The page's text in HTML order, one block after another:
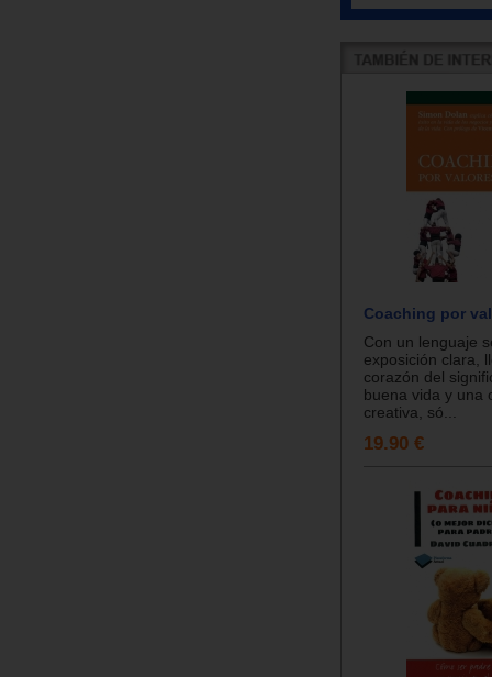
Coaching por
Con un lenguaje
exposición clara,
corazón del
buena vida y una
creativa, só...
19.90 €